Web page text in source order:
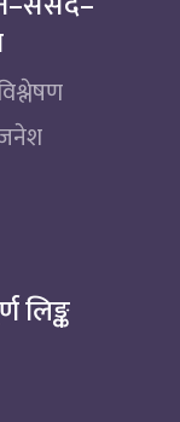
लिङ्क